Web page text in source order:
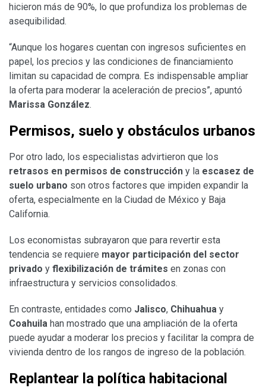
hicieron más de 90%, lo que profundiza los problemas de
asequibilidad.
“Aunque los hogares cuentan con ingresos suficientes en
papel, los precios y las condiciones de financiamiento
limitan su capacidad de compra. Es indispensable ampliar
la oferta para moderar la aceleración de precios”, apuntó
Marissa González.
Permisos, suelo y obstáculos urbanos
Por otro lado, los especialistas advirtieron que los
retrasos en permisos de construcción y la escasez de
suelo urbano son otros factores que impiden expandir la
oferta, especialmente en la Ciudad de México y Baja
California.
Los economistas subrayaron que para revertir esta
tendencia se requiere mayor participación del sector
privado y flexibilización de trámites en zonas con
infraestructura y servicios consolidados.
En contraste, entidades como Jalisco, Chihuahua y
Coahuila han mostrado que una ampliación de la oferta
puede ayudar a moderar los precios y facilitar la compra de
vivienda dentro de los rangos de ingreso de la población.
Replantear la política habitacional